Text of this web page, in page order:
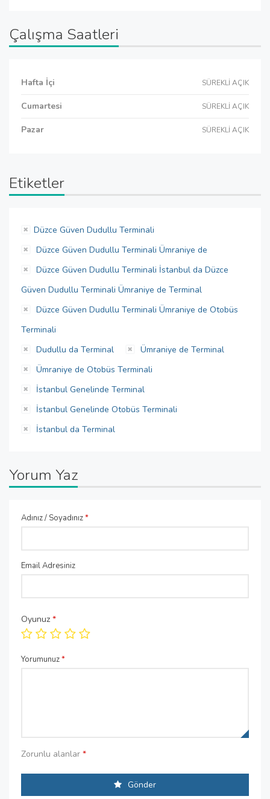
Çalışma Saatleri
Hafta İçi SÜREKLİ AÇIK
Cumartesi SÜREKLİ AÇIK
Pazar SÜREKLİ AÇIK
Etiketler
Düzce Güven Dudullu Terminali
Düzce Güven Dudullu Terminali Ümraniye de
Düzce Güven Dudullu Terminali İstanbul da Düzce
Güven Dudullu Terminali Ümraniye de Terminal
Düzce Güven Dudullu Terminali Ümraniye de Otobüs
Terminali
Dudullu da Terminal
Ümraniye de Terminal
Ümraniye de Otobüs Terminali
İstanbul Genelinde Terminal
İstanbul Genelinde Otobüs Terminali
İstanbul da Terminal
Yorum Yaz
Adınız / Soyadınız*
Email Adresiniz
Oyunuz *
Yorumunuz*
Zorunlu alanlar *
Gönder